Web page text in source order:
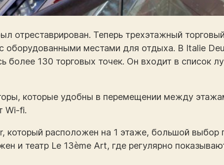
отреставрирован. Теперь трехэтажный
оборудованными местами для отдыха. В Italie
130 торговых точек. Он входит в список
которые удобны в перемещении между
Wi-fi.
который расположен на 1 этаже, большой выбор
и театр Le 13ème Art, где регулярно